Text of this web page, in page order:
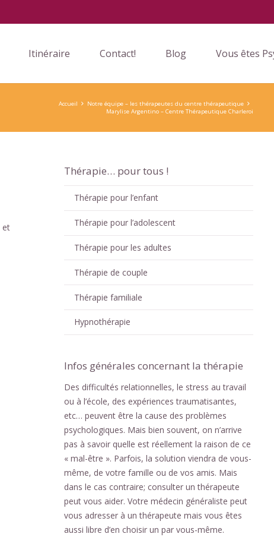
Itinéraire Contact! Blog Vous êtes
Accueil
Notre équipe – les thérapeutes du centre thérapeutique
Marylise Argentino – Centre Thérapeutique Charleroi
et
Thérapie… pour tous !
Thérapie pour l’enfant
Thérapie pour l’adolescent
Thérapie pour les adultes
Thérapie de couple
Thérapie familiale
Hypnothérapie
Infos générales concernant la thérapie
Des difficultés relationnelles, le stress au travail
ou à l’école, des expériences traumatisantes,
etc… peuvent être la cause des problèmes
psychologiques. Mais bien souvent, on n’arrive
pas à savoir quelle est réellement la raison de ce
« mal-être ». Parfois, la solution viendra de vous-
même, de votre famille ou de vos amis. Mais
dans le cas contraire; consulter un thérapeute
peut vous aider. Votre médecin généraliste peut
vous adresser à un thérapeute mais vous êtes
aussi libre d’en choisir un par vous-même.